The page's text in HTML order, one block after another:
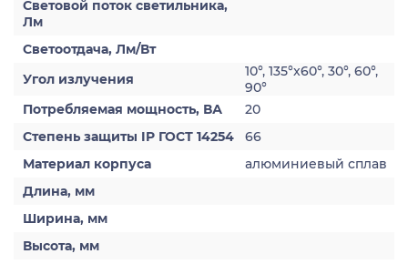
Световой поток светильника,
Лм
Светоотдача, Лм/Вт
Угол излучения
10°, 135°x60°, 30°, 60°,
90°
Потребляемая мощность, ВА
20
Степень защиты IP ГОСТ 14254
66
Материал корпуса
алюминиевый сплав
Длина, мм
Ширина, мм
Высота, мм